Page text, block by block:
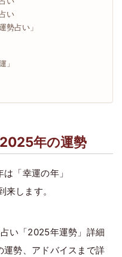
い
勢占い」
」
年の運勢
「幸運の年」
します。
い「2025年運勢」詳細
勢、アドバイスまで詳